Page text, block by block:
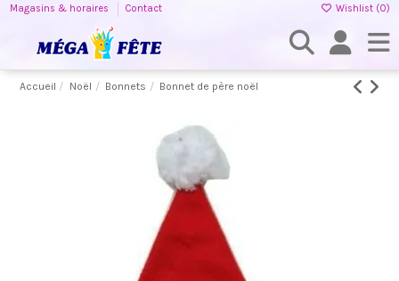
Magasins & horaires Contact Wishlist (0)
Accueil Noël Bonnets Bonnet de père noël